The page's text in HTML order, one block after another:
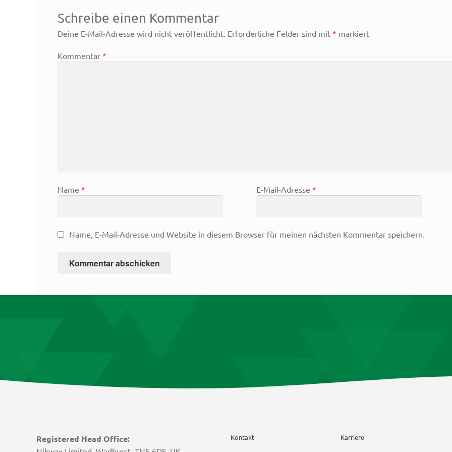
Schreibe einen Kommentar
Deine E-Mail-Adresse wird nicht veröffentlicht. Erforderliche Felder sind mit * markiert
Kommentar *
Name * E-Mail-Adresse *
Name, E-Mail-Adresse und Website in diesem Browser für meinen nächsten Kommentar speichern.
Registered Head Office:
Kontakt Karriere